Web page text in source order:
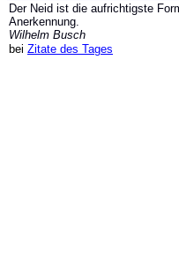
Der Neid ist die aufrichtigste
Anerkennung.
Wilhelm Busch
bei Zitate des Tages